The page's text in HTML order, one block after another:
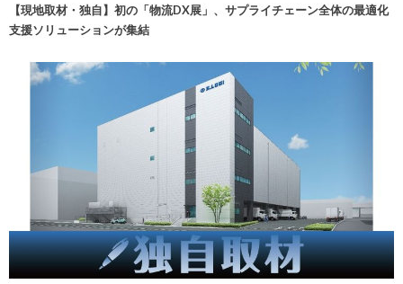
【現地取材・独自】初の「物流DX展」、サプライチェーン全体の最適化
支援ソリューションが集結